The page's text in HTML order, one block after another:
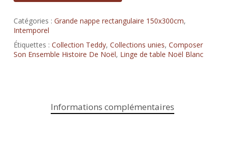
Catégories : Grande nappe rectangulaire 150x300cm,
Intemporel
Étiquettes : Collection Teddy, Collections unies, Composer
Son Ensemble Histoire De Noël, Linge de table Noël Blanc
Informations complémentaires